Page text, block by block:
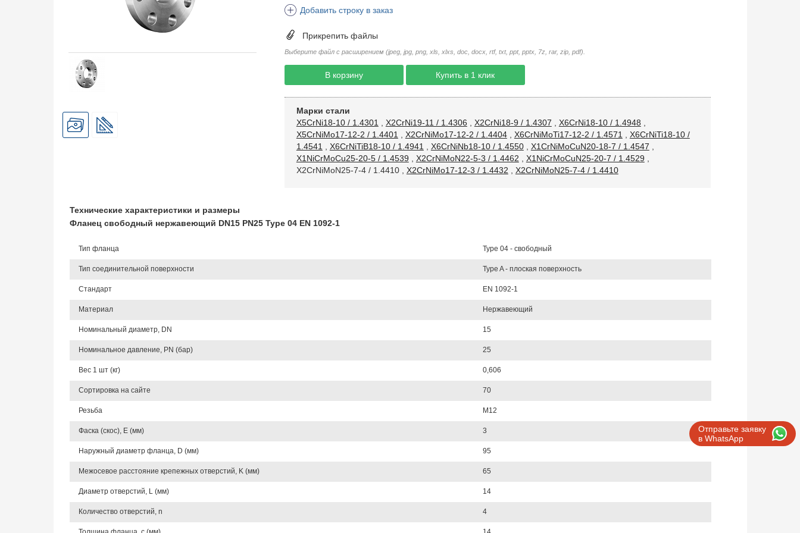
Отправьте заявку
в WhatsApp
Добавить строку в заказ
Прикрепить файлы
Выберите файл с расширением (jpeg, jpg, png, xls, xlxs, doc, docx, rtf, txt, ppt, pptx, 7z, rar, zip, pdf).
В корзину Купить в 1 клик
Марки стали
X5CrNi18-10 / 1.4301
X2CrNi19-11 / 1.4306 X2CrNi18-9 / 1.4307 X6CrNi18-10 / 1.4948
X5CrNiMo17-12-2 / 1.4401
X2CrNiMo17-12-2 / 1.4404, X6CrNiMoTi17-12-2 / 1.4571
X6CrNiTi18-10 /
1.4541
X6CrNiTiB18-10 / 1.4941 X6CrNiNb18-10 / 1.4550, X1CrNiMoCuN20-18-7 / 1.4547
X1NiCrMoCu25-20-5 / 1.4539
X2CrNiMoN22-5-3 / 1.4462 X1NiCrMoCuN25-20-7 / 1.4529
X2CrNiMoN25-7-4 / 1.4410, X2CrNiMo17-12-3 / 1.4432 X2CrNiMoN25-7-4 / 1.4410
Технические характеристики и размеры
Фланец свободный нержавеющий DN15 PN25 Type 04 EN 1092-1
Тип фланца Type 04 - свободный
Тип соединительной поверхности Type A - плоская поверхность
Стандарт EN 1092-1
Материал Нержавеющий
Номинальный диаметр, DN 15
Номинальное давление, PN (бар) 25
Вес 1 шт (кг) 0,606
Сортировка на сайте 70
Резьба M12
Фаска (скос), E (мм) 3
Наружный диаметр фланца, D (мм) 95
Межосевое расстояние крепежных отверстий, K (мм) 65
Диаметр отверстий, L (мм) 14
Количество отверстий, n 4